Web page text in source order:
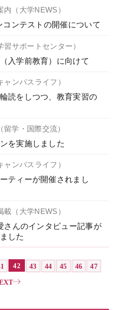
（大学NEWS）
ンテストの開催について
サポートセンター）
入学前教育）に向けて
ンパスライフ）
読をしつつ、教育実習の
学・国際交流）
を実施しました
ンパスライフ）
ティーが開催されまし
（大学NEWS）
さんのインタビュー記事が
した
42 43 44 45 46
47